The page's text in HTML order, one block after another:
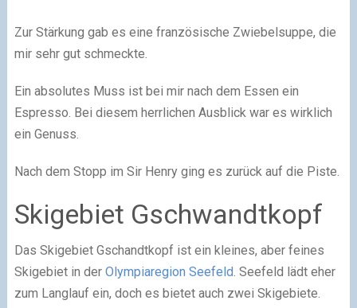
Zur Stärkung gab es eine französische Zwiebelsuppe, die
mir sehr gut schmeckte.
Ein absolutes Muss ist bei mir nach dem Essen ein
Espresso. Bei diesem herrlichen Ausblick war es wirklich
ein Genuss.
Nach dem Stopp im Sir Henry ging es zurück auf die Piste.
Skigebiet Gschwandtkopf
Das Skigebiet Gschandtkopf ist ein kleines, aber feines
Skigebiet in der Olympiaregion Seefeld. Seefeld lädt eher
zum Langlauf ein, doch es bietet auch zwei Skigebiete.